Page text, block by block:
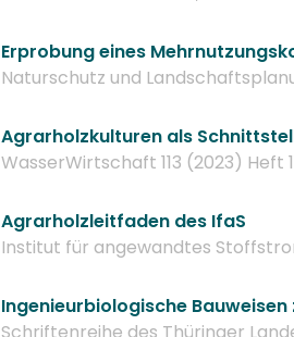
Erprobung eines
Naturschutz und
Agrarholzkulturen als
WasserWirtschaft 113 (2023) Heft
Agrarholzleitfaden des IfaS
Institut für angewandtes
Ingenieurbiologische